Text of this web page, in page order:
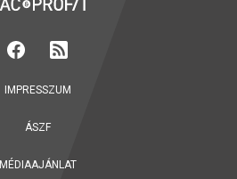
IMPRESSZUM
ÁSZF
MÉDIAAJÁNLAT